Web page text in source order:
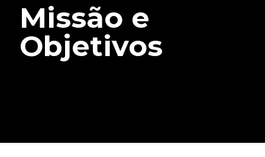
Missão e
Objetivos